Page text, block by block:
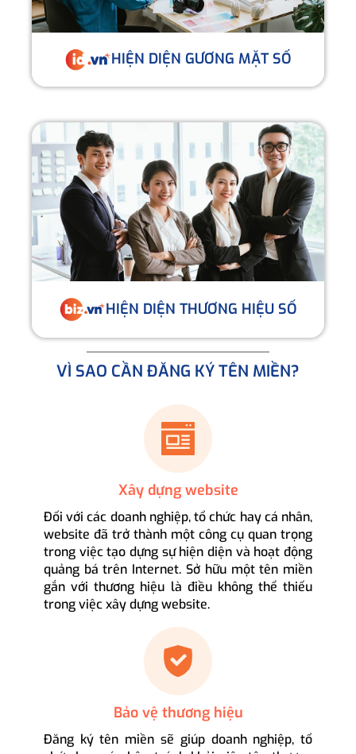
HIỆN DIỆN GƯƠNG MẶT SỐ
HIỆN DIỆN THƯƠNG HIỆU SỐ
VÌ SAO CẦN ĐĂNG KÝ TÊN MIỀN?
Xây dựng website
Đối với các doanh nghiệp, tổ chức hay cá nhân,
website đã trở thành một công cụ quan trọng
trong việc tạo dựng sự hiện diện và hoạt động
quảng bá trên Internet. Sở hữu một tên miền
gắn với thương hiệu là điều không thể thiếu
trong việc xây dựng website.
Bảo vệ thương hiệu
Đăng ký tên miền sẽ giúp doanh nghiệp, tổ